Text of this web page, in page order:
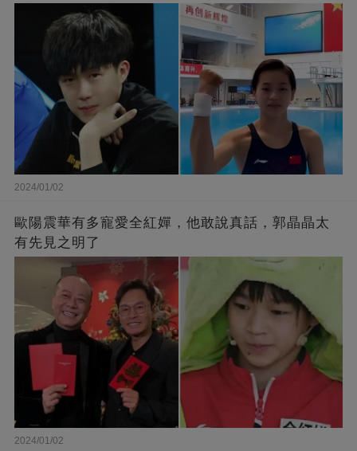
2024/01/02
歐陽震華有多寵愛全紅嬋，他敢說真話，郭晶晶太
有先見之明了
2024/01/02